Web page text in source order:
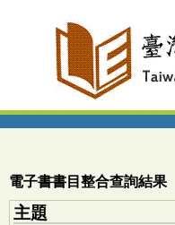
電子書書目整合查詢結果
主題